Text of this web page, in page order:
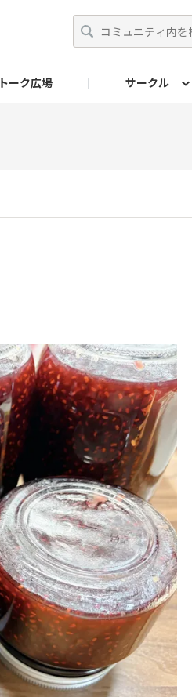
トーク広場 サークル